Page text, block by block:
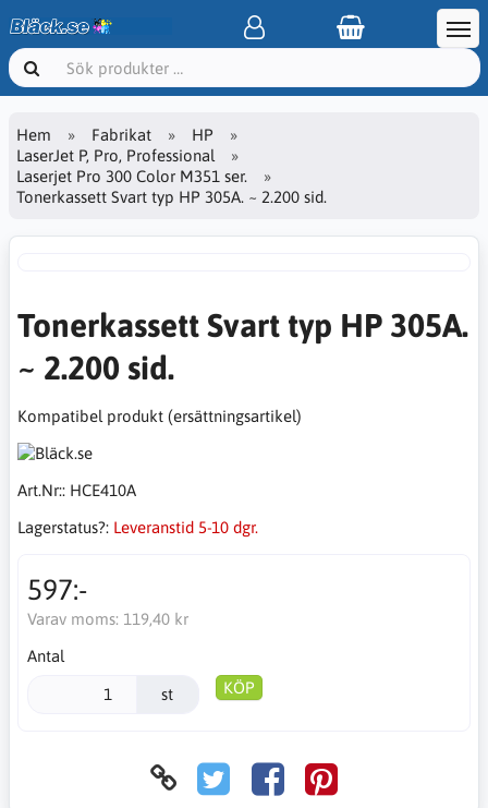
Hem Fabrikat
HP
LaserJet P, Pro, Professional
Laserjet Pro 300 Color M351 ser.
Tonerkassett Svart typ HP 305A. ~ 2.200 sid.
Tonerkassett Svart typ HP 305A.
~ 2.200 sid.
Kompatibel produkt (ersättningsartikel)
Art.Nr:: HCE410A
Lagerstatus?: Leveranstid 5-10 dgr.
597:-
Varav moms: 119,40 kr
Antal
st KÖP